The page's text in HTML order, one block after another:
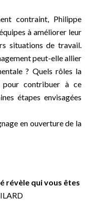
contraint, Philippe
à améliorer leur
situations de travail.
peut-elle allier
? Quels rôles la
pour contribuer à ce
étapes envisagées
en ouverture de la
révèle qui vous êtes